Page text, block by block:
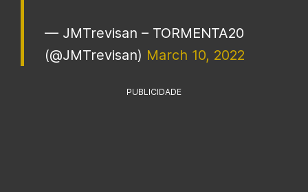
— JMTrevisan – TORMENTA20
(@JMTrevisan) March 10, 2022
PUBLICIDADE